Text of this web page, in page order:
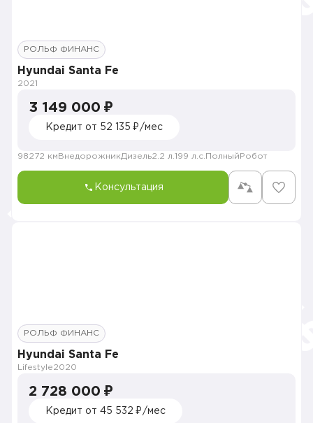
РОЛЬФ ФИНАНС
Hyundai Santa Fe
2021
3 149 000 ₽
Кредит от 52 135 ₽/мес
98272 км ВнедорожникДизель2.2 л. 199 л.с. Полный Робот
Консультация
РОЛЬФ ФИНАНС
Hyundai Santa Fe
Lifestyle2020
2 728 000 ₽
Кредит от 45 532 ₽/мес